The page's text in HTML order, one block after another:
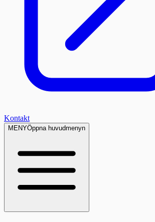
Kontakt
MENYÖppna huvudmenyn